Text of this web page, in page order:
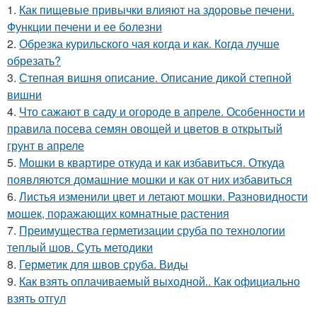
1. Как пищевые привычки влияют на здоровье печени.
Функции печени и ее болезни
2. Обрезка курильского чая когда и как. Когда лучше
обрезать?
3. Степная вишня описание. Описание дикой степной
вишни
4. Что сажают в саду и огороде в апреле. Особенности и
правила посева семян овощей и цветов в открытый
грунт в апреле
5. Мошки в квартире откуда и как избавиться. Откуда
появляются домашние мошки и как от них избавиться
6. Листья изменили цвет и летают мошки. Разновидности
мошек, поражающих комнатные растения
7. Преимущества герметизации сруба по технологии
теплый шов. Суть методики
8. Герметик для швов сруба. Виды
9. Как взять оплачиваемый выходной.. Как официально
взять отгул